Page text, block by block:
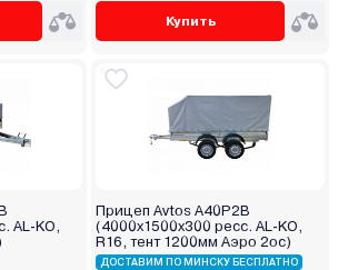
Купить
AL-KO,
Прицеп Avtos A40P2B
(4000х1500х300 ресс. AL-KO,
R16, тент 1200мм Аэро 2ос)
ДОСТАВИМ ПО МИНСКУ БЕСПЛАТНО